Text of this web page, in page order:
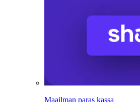
Maailman paras kassa